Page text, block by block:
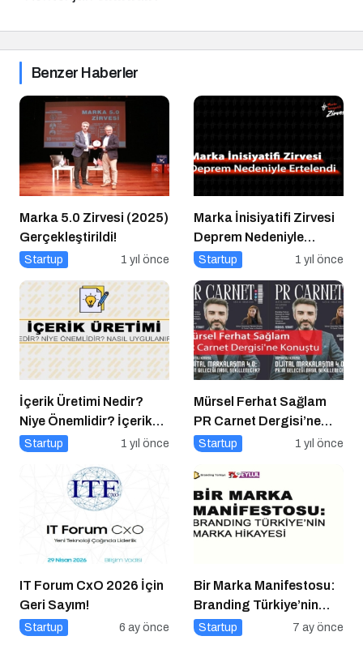
Benzer Haberler
Marka 5.0 Zirvesi (2025)
Gerçekleştirildi!
Startup 1 yıl önce
Marka İnisiyatifi Zirvesi
Deprem Nedeniyle
Ertelendi
Startup 1 yıl önce
İçerik Üretimi Nedir?
Niye Önemlidir? İçerik
Üretimi Nasıl Yapılır?
Startup 1 yıl önce
Mürsel Ferhat Sağlam
PR Carnet Dergisi’ne
Konuştu
Startup 1 yıl önce
IT Forum CxO 2026 İçin
Geri Sayım!
Startup 6 ay önce
Bir Marka Manifestosu:
Branding Türkiye’nin
Marka Hikayesi
Startup 7 ay önce